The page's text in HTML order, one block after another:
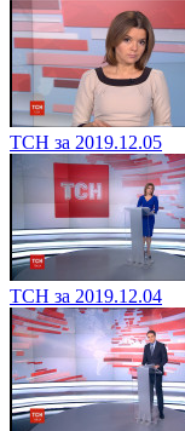
ТСН за 2019.12.05
ТСН за 2019.12.04